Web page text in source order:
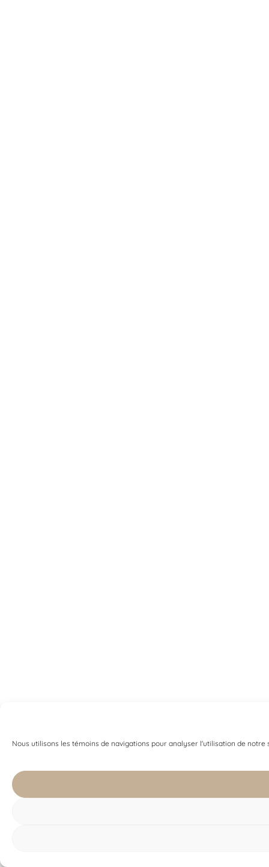
Nous utilisons les témoins de navigations pour analyser l'utilisation de